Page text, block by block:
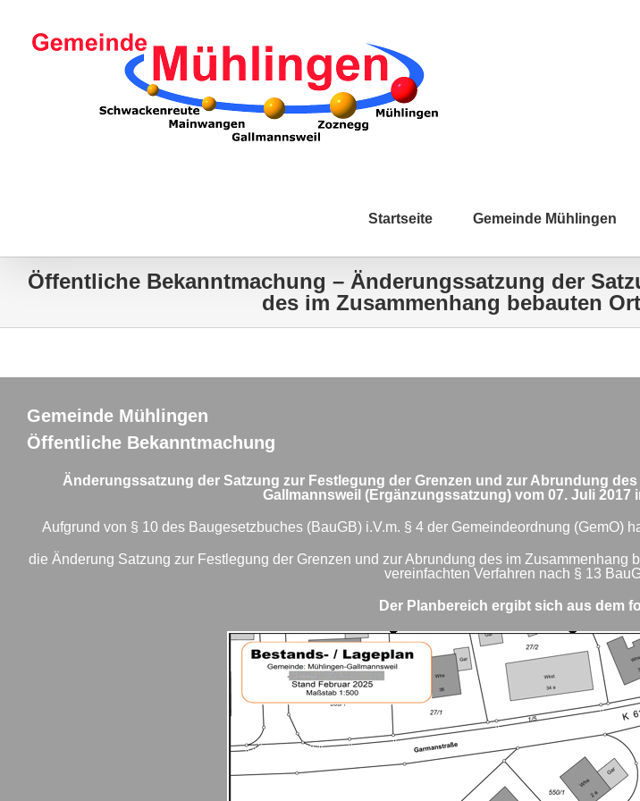
springen
Startseite Gemeinde Mühlingen
Öffentliche Bekanntmachung – Änderungssatzung der
des im Zusammenhang bebauten
Gemeinde Mühlingen
Öffentliche Bekanntmachung
Änderungssatzung der Satzung zur Festlegung der Grenzen und zur Abrundung
Gallmannsweil (Ergänzungssatzung) vom 07. Juli 2017
Aufgrund von § 10 des Baugesetzbuches (BauGB) i.V.m. § 4 der Gemeindeordnung
die Änderung Satzung zur Festlegung der Grenzen und zur Abrundung des im
vereinfachten Verfahren nach § 13
Der Planbereich ergibt sich aus dem